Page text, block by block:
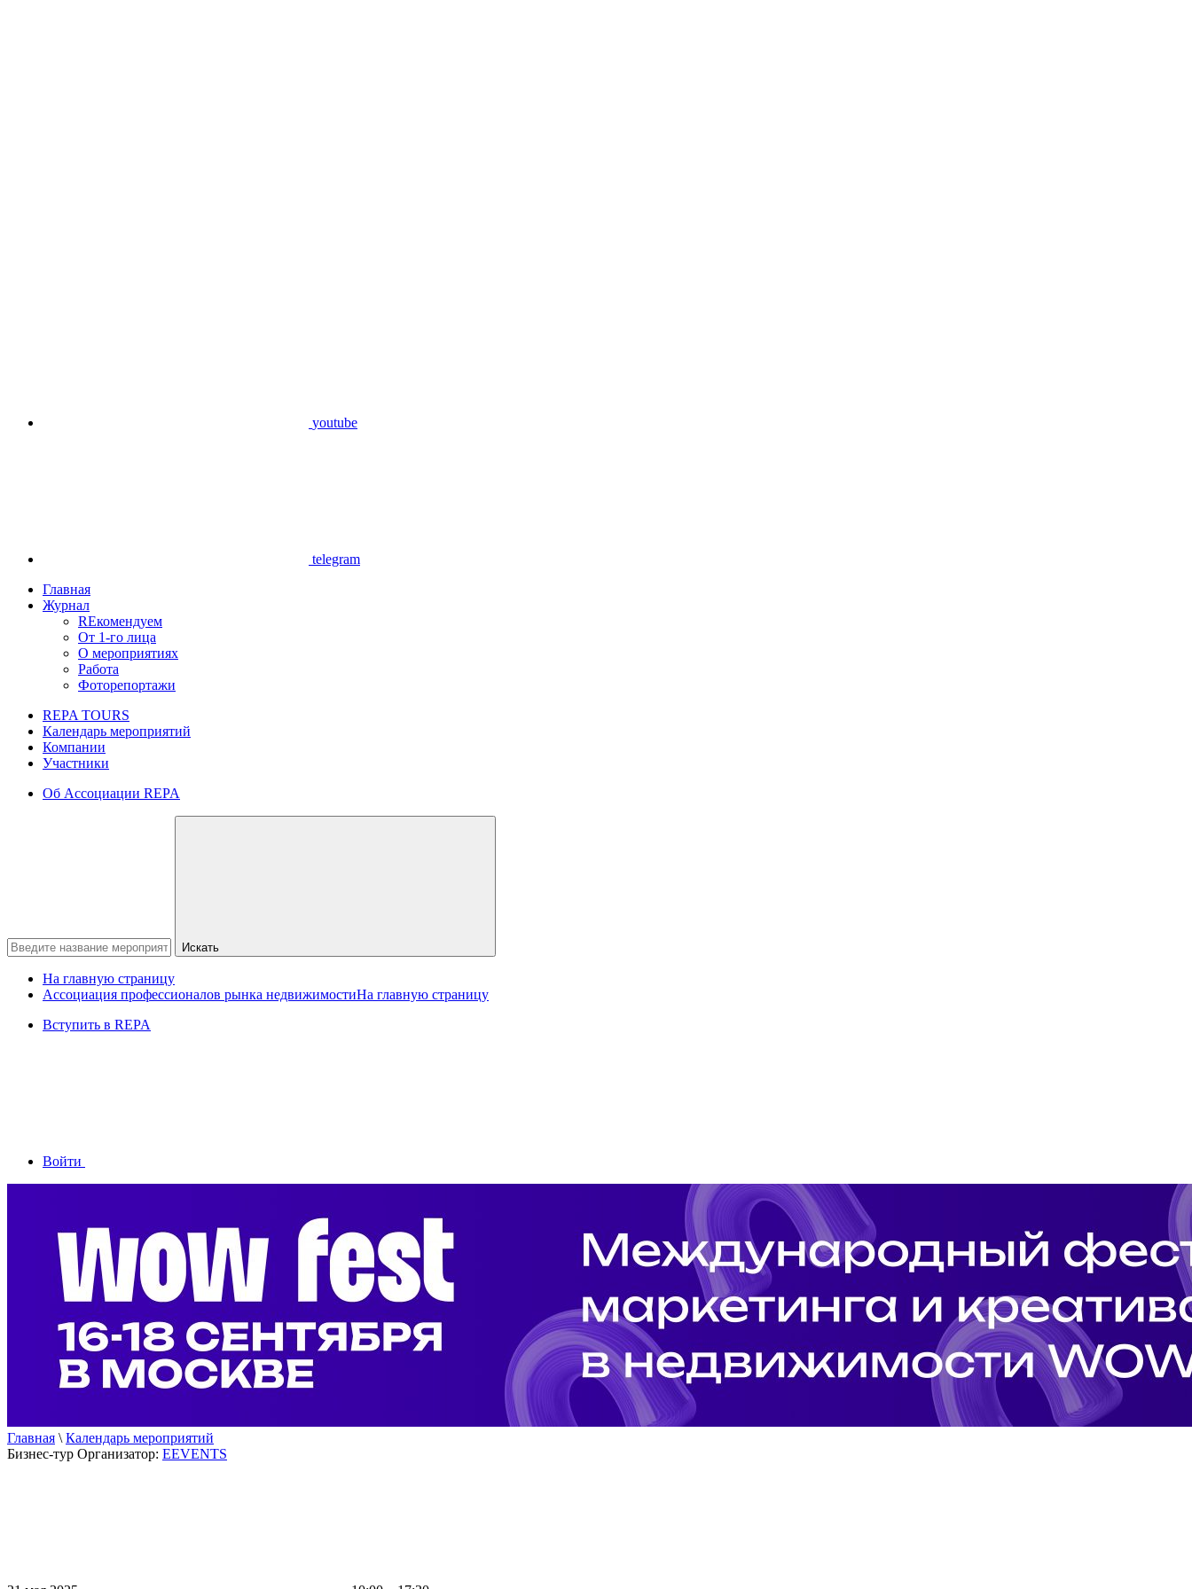
youtube
telegram
Главная
Журнал
REкомендуем
От 1-го лица
О мероприятиях
Работа
Фоторепортажи
REPA TOURS
Календарь мероприятий
Компании
Участники
Об Ассоциации REPA
Искать
На главную страницу
Ассоциация профессионалов рынка недвижимостиНа главную страницу
Вступить в REPA
Войти
Главная \ Календарь мероприятий
Бизнес-тур Организатор: EEVENTS